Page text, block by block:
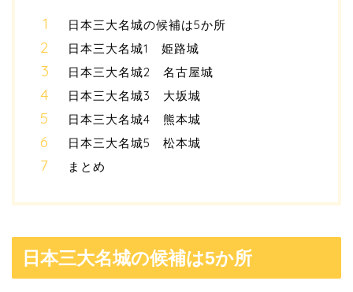
日本三大名城の候補は5か所
日本三大名城1 姫路城
日本三大名城2 名古屋城
日本三大名城3 大坂城
日本三大名城4 熊本城
日本三大名城5 松本城
まとめ
日本三大名城の候補は5か所